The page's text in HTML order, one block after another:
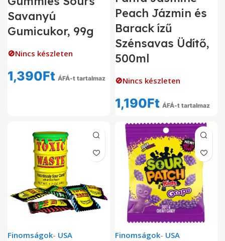
Savanyú
Gumicukor, 99g
🚫Nincs készleten
1,390Ft ÁFÁ-t tartalmaz
Peach Jázmin és
Barack ízű
Szénsavas Üdítő,
500ml
🚫Nincs készleten
1,190Ft ÁFÁ-t tartalmaz
Finomságok- USA Finomságok- USA